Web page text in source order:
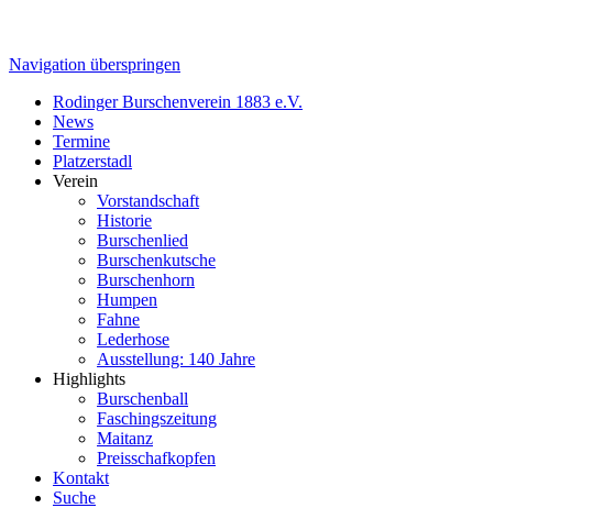
Navigation überspringen
Rodinger Burschenverein 1883 e.V.
News
Termine
Platzerstadl
Verein
Vorstandschaft
Historie
Burschenlied
Burschenkutsche
Burschenhorn
Humpen
Fahne
Lederhose
Ausstellung: 140 Jahre
Highlights
Burschenball
Faschingszeitung
Maitanz
Preisschafkopfen
Kontakt
Suche